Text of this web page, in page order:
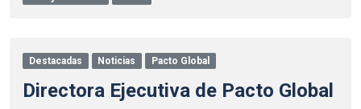
Destacadas Noticias Pacto Global
Directora Ejecutiva de Pacto Global